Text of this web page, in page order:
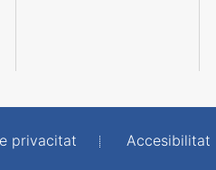
privacitat Accesibilitat